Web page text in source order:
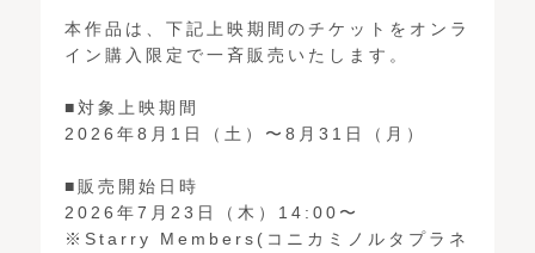
本作品は、下記上映期間のチケットをオンラ
イン購入限定で一斉販売いたします。
■対象上映期間
2026年8月1日（土）〜8月31日（月）
■販売開始日時
2026年7月23日（木）14:00〜
※Starry Members(コニカミノルタプラネ